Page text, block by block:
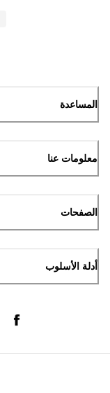
المساعدة
معلومات عنا
الصفحات
أدلة الأسلوب